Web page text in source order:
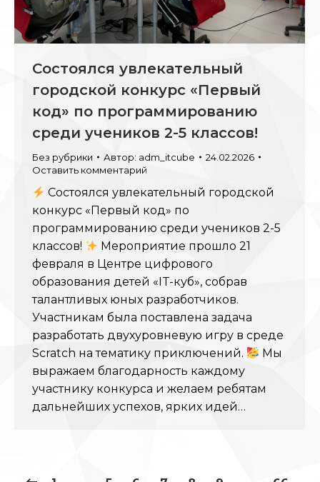
Состоялся увлекательный
городской конкурс «Первый
код» по программированию
среди учеников 2-5 классов!
Без рубрики Автор: adm_itcube
24.02.2026
Оставить комментарий
Состоялся увлекательный городской
конкурс «Первый код» по
программированию среди учеников 2-5
классов!
Мероприятие прошло 21
февраля в Центре цифрового
образования детей «IT-куб», собрав
талантливых юных разработчиков.
Участникам была поставлена задача
разработать двухуровневую игру в среде
Scratch на тематику приключений.
Мы
выражаем благодарность каждому
участнику конкурса и желаем ребятам
дальнейших успехов, ярких идей…